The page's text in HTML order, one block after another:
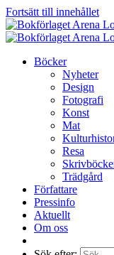
Fortsätt till innehållet
Böcker
Nyheter
Design
Fotografi
Konst
Mat
Resa
Trädgård
Författare
Pressinfo
Aktuellt
Om oss